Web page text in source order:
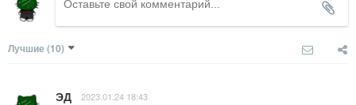
Лучшие (10)
ЭД 2023.01.24 18:43